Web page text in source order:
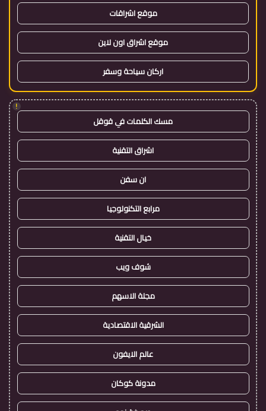
موقع اشراقات
موقع اشراق اون لاين
اركان سياحة وسفر
!
مسك الكلمات في قوقل
اشراق التقنية
ان سفن
مرابع التكنولوجيا
خيال التقنية
شوف ويب
مجلة الاسهم
الشرقية الاقتصادية
عالم الايفون
مدونة كوكان